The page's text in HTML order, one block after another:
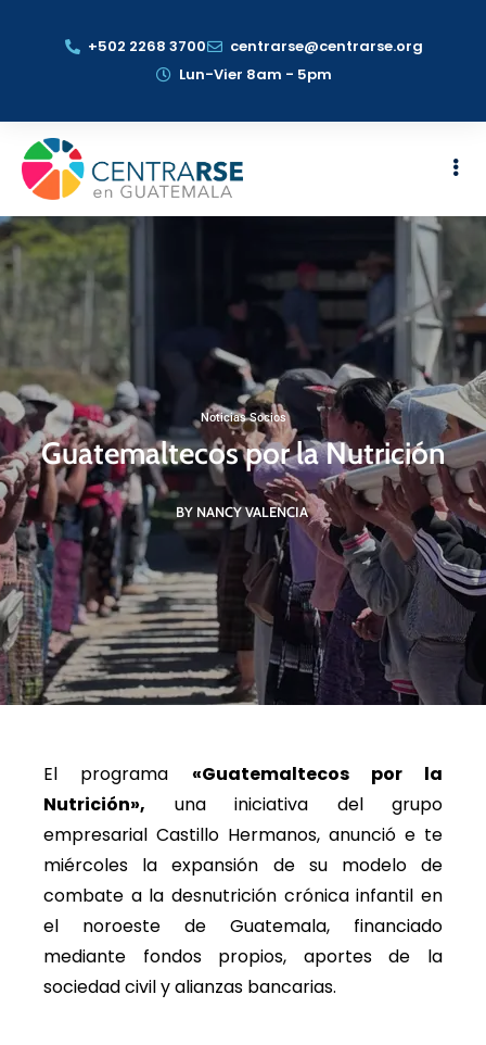
+502 2268 3700
centrarse@centrarse.org
Lun-Vier 8am - 5pm
Noticias Socios
Guatemaltecos por la Nutrición
BY NANCY VALENCIA
El programa «Guatemaltecos por la
Nutrición», una iniciativa del grupo
empresarial Castillo Hermanos, anunció e te
miércoles la expansión de su modelo de
combate a la desnutrición crónica infantil en
el noroeste de Guatemala, financiado
mediante fondos propios, aportes de la
sociedad civil y alianzas bancarias.